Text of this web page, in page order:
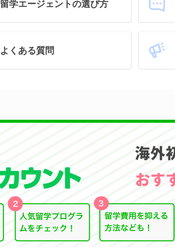
留学エージェントの選び方
よくある質問